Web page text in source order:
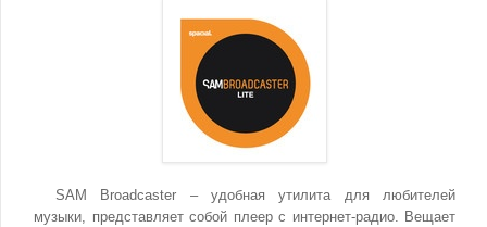
SAM Broadcaster – удобная утилита для любителей
музыки, представляет собой плеер с интернет-радио. Вещает